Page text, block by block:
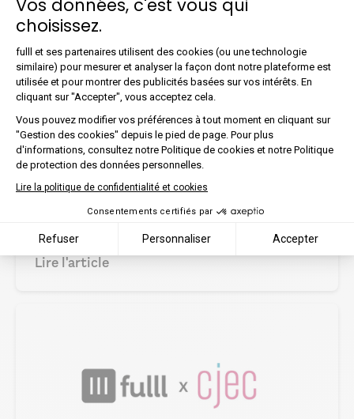
Vos données, c'est vous qui
choisissez.
Plateforme de Gestion du
fulll et ses partenaires utilisent des cookies (ou une technologie
similaire) pour mesurer et analyser la façon dont notre plateforme est
utilisée et pour montrer des publicités basées sur vos intérêts. En
cliquant sur "Accepter", vous acceptez cela.
Vous pouvez modifier vos préférences à tout moment en cliquant sur
"Gestion des cookies" depuis le pied de page. Pour plus
d'informations, consultez notre Politique de cookies et notre Politique
de protection des données personnelles.
Lire la politique de confidentialité et cookies
Consentements certifiés par
Refuser Personnaliser Accepter
Axeptio consent
Facture électronique : Generix
Group et fulll concluent un
accord de partenariat
industriel.
5 min
Lire l'article